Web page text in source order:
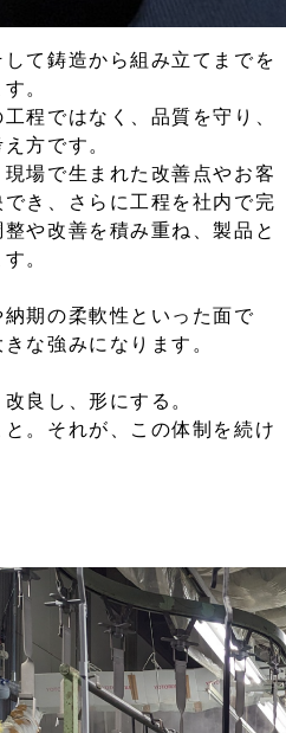
て鋳造から組み立てまでを
。
程ではなく、品質を守り、
方です。
場で生まれた改善点やお客
き、さらに工程を社内で完
や改善を積み重ね、製品と
。
期の柔軟性といった面で
な強みになります。
良し、形にする。
。それが、この体制を続け